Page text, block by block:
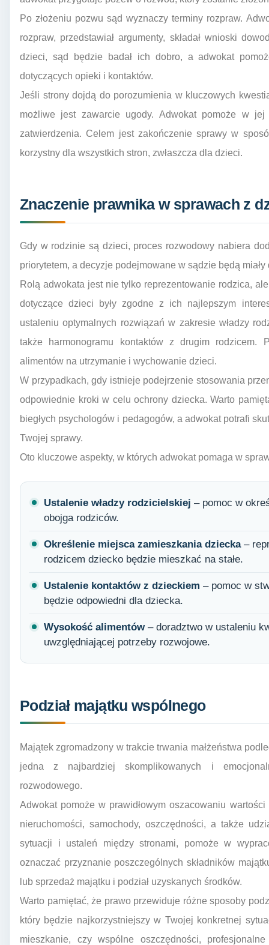
Po złożeniu pozwu sąd wyznaczy terminy rozpraw.
rozpraw, przedstawiał argumenty, składał wnioski
dzieci, sąd będzie badał ich dobro, a adwokat
dotyczących opieki i kontaktów.
Jeśli strony dojdą do porozumienia w kluczowych
możliwe jest zawarcie ugody. Adwokat pomoże w
zatwierdzenia. Celem jest zakończenie sprawy w
korzystny dla wszystkich stron, zwłaszcza dla dzieci.
Znaczenie prawnika w sprawach z
Gdy w rodzinie są dzieci, proces rozwodowy nabiera
priorytetem, a decyzje podejmowane w sądzie będą miały
Rolą adwokata jest nie tylko reprezentowanie rodzica,
dotyczące dzieci były zgodne z ich najlepszym
ustaleniu optymalnych rozwiązań w zakresie władzy
także harmonogramu kontaktów z drugim rodzicem.
alimentów na utrzymanie i wychowanie dzieci.
W przypadkach, gdy istnieje podejrzenie stosowania
odpowiednie kroki w celu ochrony dziecka. Warto
biegłych psychologów i pedagogów, a adwokat potrafi
Twojej sprawy.
Oto kluczowe aspekty, w których adwokat pomaga w
Ustalenie władzy rodzicielskiej – pomoc w
obojga rodziców.
Określenie miejsca zamieszkania dziecka–
rodzicem dziecko będzie mieszkać na stałe.
Ustalenie kontaktów z dzieckiem – pomoc w
będzie odpowiedni dla dziecka.
Wysokość alimentów– doradztwo w ustaleniu
uwzględniającej potrzeby rozwojowe.
Podział majątku wspólnego
Majątek zgromadzony w trakcie trwania małżeństwa
jedna z najbardziej skomplikowanych i
rozwodowego.
Adwokat pomoże w prawidłowym oszacowaniu
nieruchomości, samochody, oszczędności, a także
sytuacji i ustaleń między stronami, pomoże w
oznaczać przyznanie poszczególnych składników
lub sprzedaż majątku i podział uzyskanych środków.
Warto pamiętać, że prawo przewiduje różne sposoby
który będzie najkorzystniejszy w Twojej konkretnej
mieszkanie, czy wspólne oszczędności,